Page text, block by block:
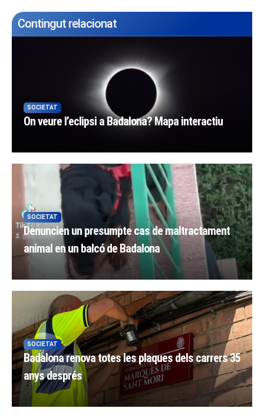
Contingut relacionat
SOCIETAT
On veure l’eclipsi a Badalona? Mapa interactiu
SOCIETAT
Denuncien un presumpte cas de maltractament
animal en un balcó de Badalona
SOCIETAT
Badalona renova totes les plaques dels carrers 35
anys després